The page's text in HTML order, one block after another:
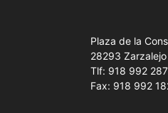
Plaza de la
28293
Tlf: 918 992
Fax: 918 992